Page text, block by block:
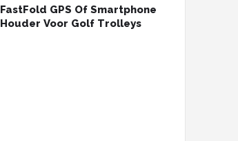
FastFold GPS Of Smartphone
Houder Voor Golf Trolleys